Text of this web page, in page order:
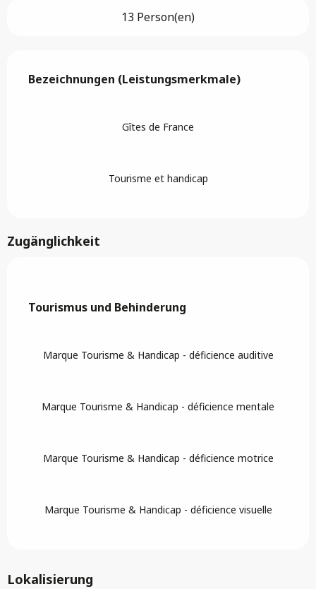
13 Person(en)
Bezeichnungen (Leistungsmerkmale)
Bezeichnungen (Leistungsmerkmale)
Gîtes de France
Tourisme et handicap
Zugänglichkeit
Tourismus und Behinderung
Tourismus und Behinderung
Marque Tourisme & Handicap - déficience auditive
Marque Tourisme & Handicap - déficience mentale
Marque Tourisme & Handicap - déficience motrice
Marque Tourisme & Handicap - déficience visuelle
Lokalisierung